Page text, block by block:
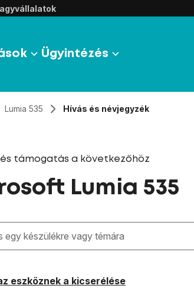
Ügyintézés
Lumia 535 Hívás és névjegyzék
támogatás a következőhöz
Lumia 535
megjelennek a keresési
eszköznek a kicserélése